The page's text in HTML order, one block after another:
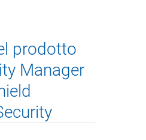
prodotto
Manager